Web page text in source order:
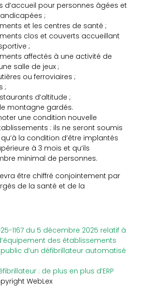
d’accueil pour personnes âgées et
;
et les centres de santé ;
clos et couverts accueillant
;
affectés à une activité de
salle de jeux ;
ou ferroviaires ;
;
d’altitude ;
montagne gardés.
une condition nouvelle
: ils ne seront soumis
la condition d’être implantés
à 3 mois et qu’ils
minimal de personnes.
être chiffré conjointement par
de la santé et de la
1167 du 5 décembre 2025 relatif à
des établissements
d’un défibrillateur automatisé
: de plus en plus d’ERP
WebLex